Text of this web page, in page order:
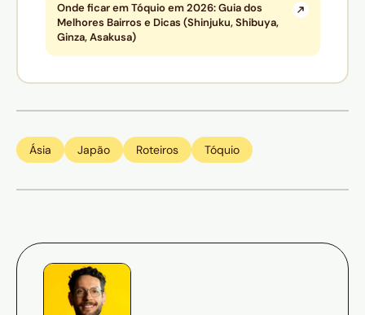
Onde ficar em Tóquio em 2026: Guia dos
Melhores Bairros e Dicas (Shinjuku, Shibuya,
Ginza, Asakusa)
Ásia Japão Roteiros Tóquio